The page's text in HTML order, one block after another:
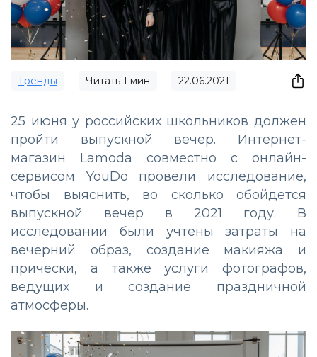
Тренды Читать 1 мин 22.06.2021
25 июня у российских школьников должен
пройти выпускной вечер. Интернет-
магазин Lamoda совместно с онлайн-
сервисом YouDo провели исследование,
чтобы выяснить, во сколько обойдется
выпускной вечер в 2021 году. В
исследовании были учтены затраты на
вечерний образ, создание макияжа и
прически, а также услуги фотографов,
ведущих и создание праздничной
атмосферы.